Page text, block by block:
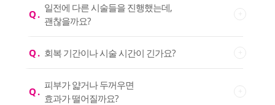
Q .
일전에 다른 시술들을 진행했는데,
괜찮을까요?
Q . 회복 기간이나 시술 시간이 긴가요?
Q .
피부가 얇거나 두꺼우면
효과가 떨어질까요?